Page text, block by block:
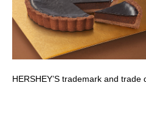
HERSHEY’S trademark and